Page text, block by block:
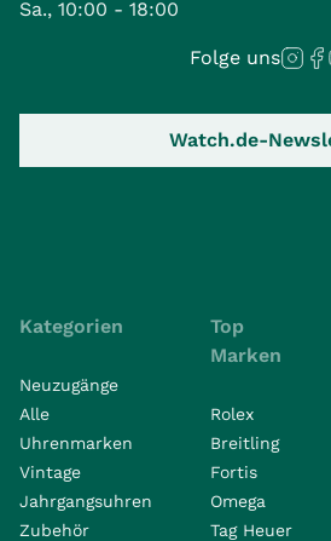
Sa., 10:00 - 18:00
Folge uns
Watch.de-
Kategorien
Neuzugänge
Alle
Uhrenmarken
Vintage
Jahrgangsuhren
Zubehör
Top
Marken
Rolex
Breitling
Fortis
Omega
Tag Heuer